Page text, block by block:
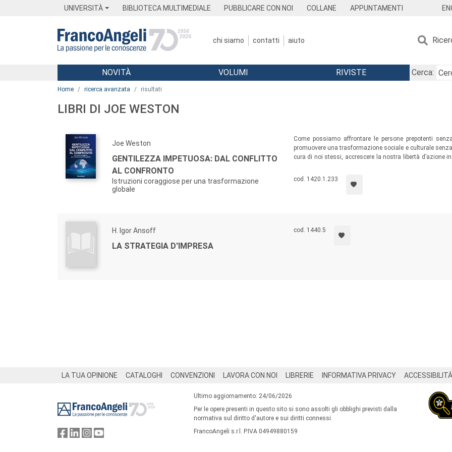
UNIVERSITÀ BIBLIOTECA MULTIMEDIALE PUBBLICARE CON NOI COLLANE APPUNTAMENTI
chi siamo contatti aiuto
Menu
NOVITÀ VOLUMI RIVISTE
Cerca:
Home ricerca avanzata risultati
LIBRI DI JOE WESTON
Joe Weston
GENTILEZZA IMPETUOSA: DAL CONFLITTO
AL CONFRONTO
Istruzioni coraggiose per una trasformazione
globale
Come possiamo affrontare le persone prepotenti
promuovere una trasformazione sociale e culturale
cura di noi stessi, accrescere la nostra libertà d’azione
una storia nuova e dinamica, fondata sulla speranza.
cod. 1420.1.233
H. Igor Ansoff
LA STRATEGIA D'IMPRESA
cod. 1440.5
LA TUA OPINIONE CATALOGHI CONVENZIONI LAVORA CON NOI LIBRERIE INFORMATIVA PRIVACY ACCESSIBILITÁ
Ultimo aggiornamento: 24/06/2026
Per le opere presenti in questo sito si sono assolti gli obblighi previsti dalla
normativa sul diritto d'autore e sui diritti connessi.
FrancoAngeli s.r.l. P.IVA 04949880159